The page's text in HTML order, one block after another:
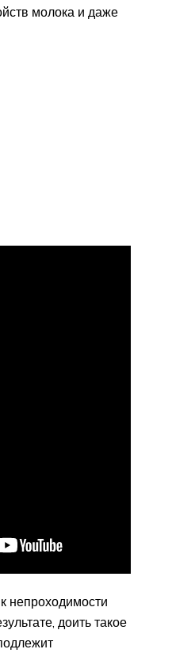
молока и даже
непроходимости
доить такое